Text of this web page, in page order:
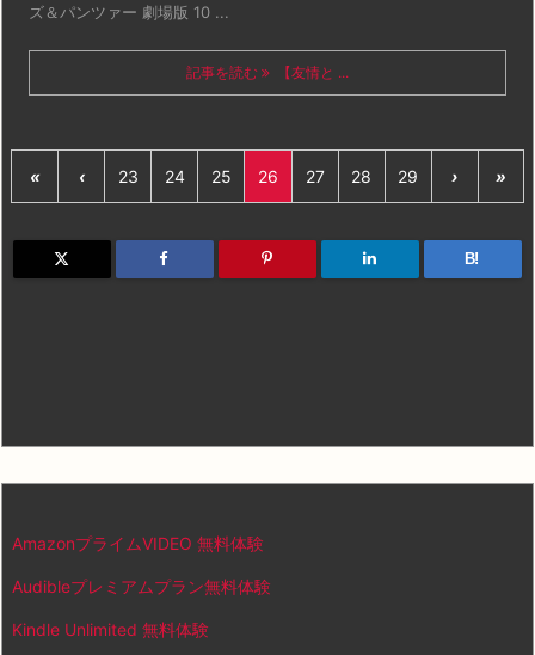
ズ＆パンツァー 劇場版 10 ...
記事を読む 【友情と ...
« ‹ 23 24 25 26 27 28 29 › »
B!
AmazonプライムVIDEO 無料体験
Audibleプレミアムプラン無料体験
Kindle Unlimited 無料体験